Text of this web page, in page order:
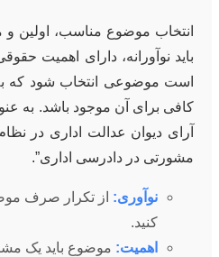
انتخاب موضوع مناسب، اولین
باید نوآورانه، دارای اهمیت
است موضوعی انتخاب شود که به
کافی برای آن موجود باشد. به
آرای دیوان عدالت اداری در
مشورتی در دادرسی اداری”.
نوآوری: از تکرار صرف
کنید.
اهمیت: موضوع باید یک